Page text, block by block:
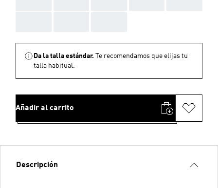
Da la talla estándar.
Te recomendamos que elijas tu
talla habitual.
Añadir al carrito
Descripción